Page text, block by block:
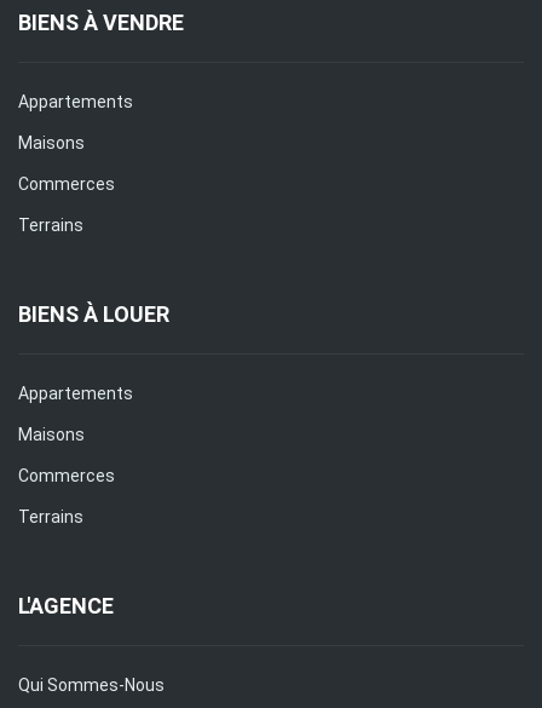
BIENS À VENDRE
Appartements
Maisons
Commerces
Terrains
BIENS À LOUER
Appartements
Maisons
Commerces
Terrains
L'AGENCE
Qui Sommes-Nous